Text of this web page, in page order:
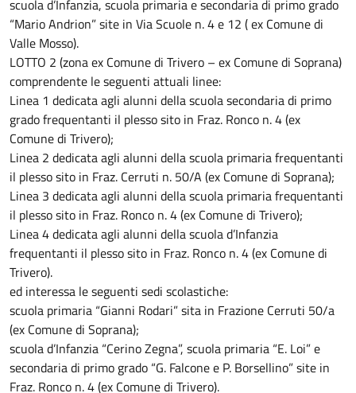
scuola d’Infanzia, scuola primaria e secondaria di primo grado
“Mario Andrion” site in Via Scuole n. 4 e 12 ( ex Comune di
Valle Mosso).
LOTTO 2 (zona ex Comune di Trivero – ex Comune di Soprana)
comprendente le seguenti attuali linee:
Linea 1 dedicata agli alunni della scuola secondaria di primo
grado frequentanti il plesso sito in Fraz. Ronco n. 4 (ex
Comune di Trivero);
Linea 2 dedicata agli alunni della scuola primaria frequentanti
il plesso sito in Fraz. Cerruti n. 50/A (ex Comune di Soprana);
Linea 3 dedicata agli alunni della scuola primaria frequentanti
il plesso sito in Fraz. Ronco n. 4 (ex Comune di Trivero);
Linea 4 dedicata agli alunni della scuola d’Infanzia
frequentanti il plesso sito in Fraz. Ronco n. 4 (ex Comune di
Trivero).
ed interessa le seguenti sedi scolastiche:
scuola primaria “Gianni Rodari” sita in Frazione Cerruti 50/a
(ex Comune di Soprana);
scuola d’Infanzia “Cerino Zegna”, scuola primaria “E. Loi” e
secondaria di primo grado “G. Falcone e P. Borsellino” site in
Fraz. Ronco n. 4 (ex Comune di Trivero).